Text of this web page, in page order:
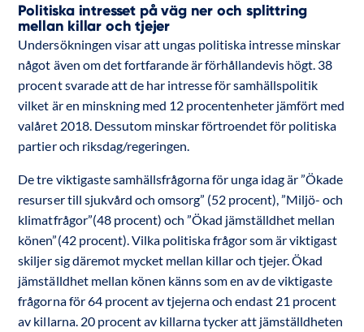
Politiska intresset på väg ner och splittring
mellan killar och tjejer
Undersökningen visar att ungas politiska intresse minskar
något även om det fortfarande är förhållandevis högt. 38
procent svarade att de har intresse för samhällspolitik
vilket är en minskning med 12 procentenheter jämfört med
valåret 2018. Dessutom minskar förtroendet för politiska
partier och riksdag/regeringen.
De tre viktigaste samhällsfrågorna för unga idag är ”Ökade
resurser till sjukvård och omsorg” (52 procent), ”Miljö- och
klimatfrågor”(48 procent) och ”Ökad jämställdhet mellan
könen”(42 procent). Vilka politiska frågor som är viktigast
skiljer sig däremot mycket mellan killar och tjejer. Ökad
jämställdhet mellan könen känns som en av de viktigaste
frågorna för 64 procent av tjejerna och endast 21 procent
av killarna. 20 procent av killarna tycker att jämställdheten